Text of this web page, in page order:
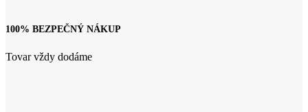
100% BEZPEČNÝ NÁKUP
Tovar vždy dodáme